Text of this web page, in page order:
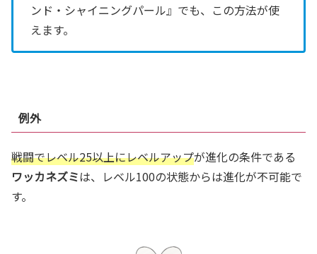
ンド・シャイニングパール』でも、この方法が使
えます。
例外
戦闘でレベル25以上にレベルアップが進化の条件である
ワッカネズミは、レベル100の状態からは進化が不可能で
す。